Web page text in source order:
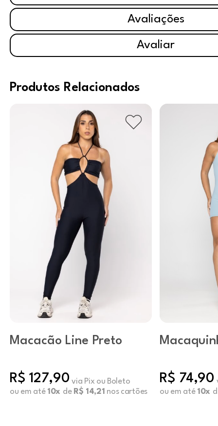
Avaliações
Avaliar
Produtos Relacionados
Macacão Line Preto
R$ 127,90 via Pix ou Boleto
ou em até 10x de R$ 14,21 nos cartões
R$ 74,90
ou em até 10x